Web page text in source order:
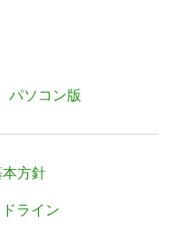
パソコン版
方針
ライン